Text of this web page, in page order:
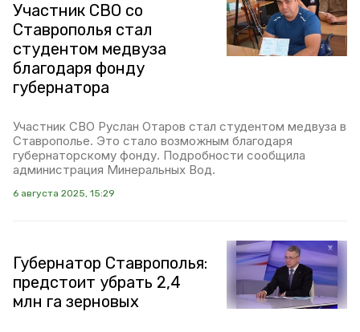
Участник СВО со
Ставрополья стал
студентом медвуза
благодаря фонду
губернатора
Участник СВО Руслан Отаров стал студентом медвуза в
Ставрополье. Это стало возможным благодаря
губернаторскому фонду. Подробности сообщила
администрация Минеральных Вод.
6 августа 2025, 15:29
Губернатор Ставрополья:
предстоит убрать 2,4
млн га зерновых